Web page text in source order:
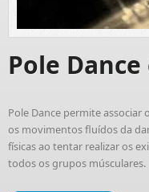
Pole
Pole Dance permite
os movimentos fluídos da
físicas ao tentar realizar os
todos os grupos músculares.